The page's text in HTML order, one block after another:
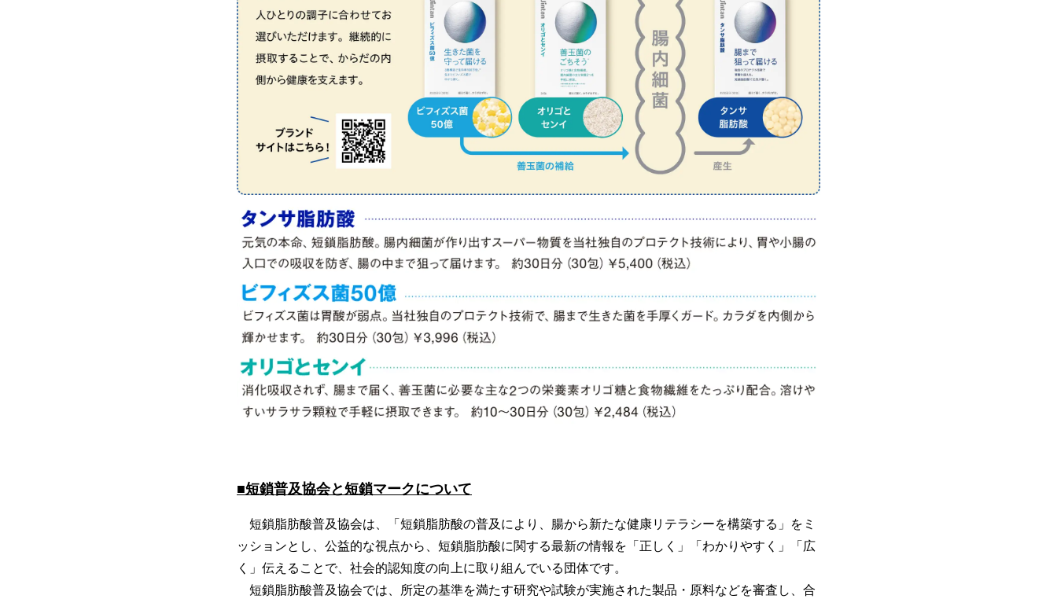
■短鎖普及協会と短鎖マークについて
短鎖脂肪酸普及協会は、「短鎖脂肪酸の普及により、腸から新たな健康リテラシーを構築する」をミ
ッションとし、公益的な視点から、短鎖脂肪酸に関する最新の情報を「正しく」「わかりやすく」「広
く」伝えることで、社会的認知度の向上に取り組んでいる団体です。
短鎖脂肪酸普及協会では、所定の基準を満たす研究や試験が実施された製品・原料などを審査し、合